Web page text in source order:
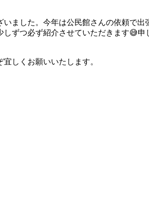
ました。今年は公民館さんの依頼で出
ずつ必ず紹介させていただきます😅申
しくお願いいたします。